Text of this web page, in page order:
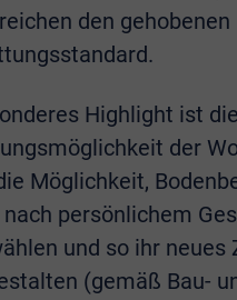
den gehobenen
Highlight ist
der
Möglichkeit,
persönlichem
und so ihr neues
(gemäß Bau-